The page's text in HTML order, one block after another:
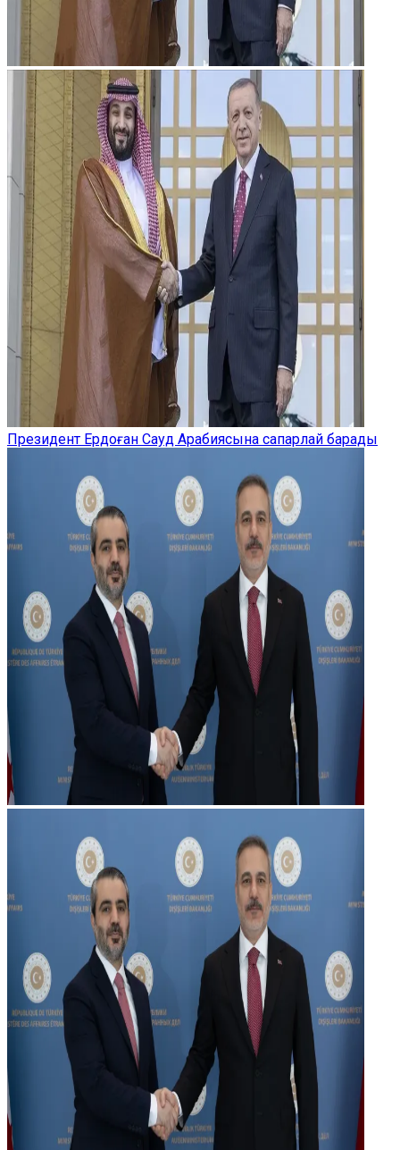
Президент Ердоған Сауд Арабиясына сапарлай барады